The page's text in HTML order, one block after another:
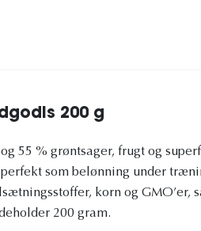
200 g
55 % grøntsager, frugt og
som belønning under
korn og GMO’er,
200 gram.